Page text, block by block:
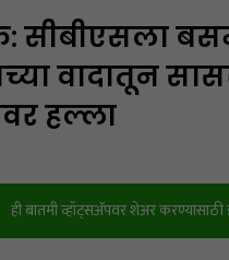
सीबीएसला
वादातून
हल्ला
ही बातमी व्हॉट्सअ‍ॅपवर शेअर